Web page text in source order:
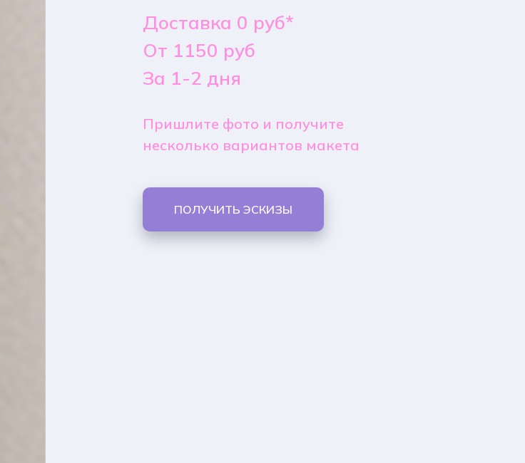
Доставка 0 руб*
От 1150 руб
За 1-2 дня
Пришлите фото и получите
несколько вариантов макета
ПОЛУЧИТЬ ЭСКИЗЫ